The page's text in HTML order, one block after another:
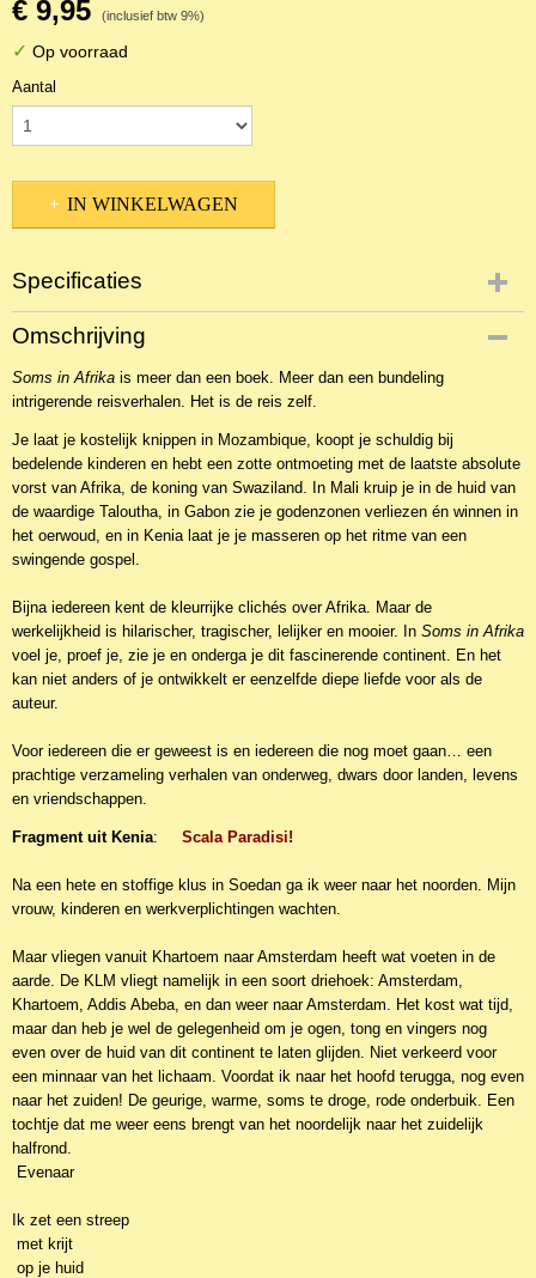
€ 9,95 (inclusief btw 9%)
✓ Op voorraad
Aantal
IN WINKELWAGEN
Specificaties
Productcode
NBKRe-3070
EAN code
9789059999015
Omschrijving
Soms in Afrika is meer dan een boek. Meer dan een bundeling
intrigerende reisverhalen. Het is de reis zelf.
Je laat je kostelijk knippen in Mozambique, koopt je schuldig bij
bedelende kinderen en hebt een zotte ontmoeting met de laatste absolute
vorst van Afrika, de koning van Swaziland. In Mali kruip je in de huid van
de waardige Taloutha, in Gabon zie je godenzonen verliezen én winnen in
het oerwoud, en in Kenia laat je je masseren op het ritme van een
swingende gospel.
Bijna iedereen kent de kleurrijke clichés over Afrika. Maar de
werkelijkheid is hilarischer, tragischer, lelijker en mooier. In Soms in Afrika
voel je, proef je, zie je en onderga je dit fascinerende continent. En het
kan niet anders of je ontwikkelt er eenzelfde diepe liefde voor als de
auteur.
Voor iedereen die er geweest is en iedereen die nog moet gaan… een
prachtige verzameling verhalen van onderweg, dwars door landen, levens
en vriendschappen.
Fragment uit Kenia: Scala Paradisi!
Na een hete en stoffige klus in Soedan ga ik weer naar het noorden. Mijn
vrouw, kinderen en werkverplichtingen wachten.
Maar vliegen vanuit Khartoem naar Amsterdam heeft wat voeten in de
aarde. De KLM vliegt namelijk in een soort driehoek: Amsterdam,
Khartoem, Addis Abeba, en dan weer naar Amsterdam. Het kost wat tijd,
maar dan heb je wel de gelegenheid om je ogen, tong en vingers nog
even over de huid van dit continent te laten glijden. Niet verkeerd voor
een minnaar van het lichaam. Voordat ik naar het hoofd terugga, nog even
naar het zuiden! De geurige, warme, soms te droge, rode onderbuik. Een
tochtje dat me weer eens brengt van het noordelijk naar het zuidelijk
halfrond.
Evenaar
Ik zet een streep
met krijt
op je huid